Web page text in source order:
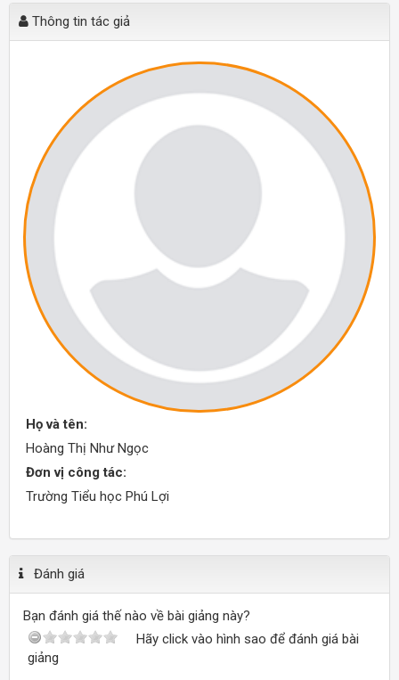
Thông tin tác giả
Họ và tên:
Hoàng Thị Như Ngọc
Đơn vị công tác:
Trường Tiểu học Phú Lợi
Đánh giá
Bạn đánh giá thế nào về bài giảng này?
Hãy click vào hình sao để đánh giá bài
giảng